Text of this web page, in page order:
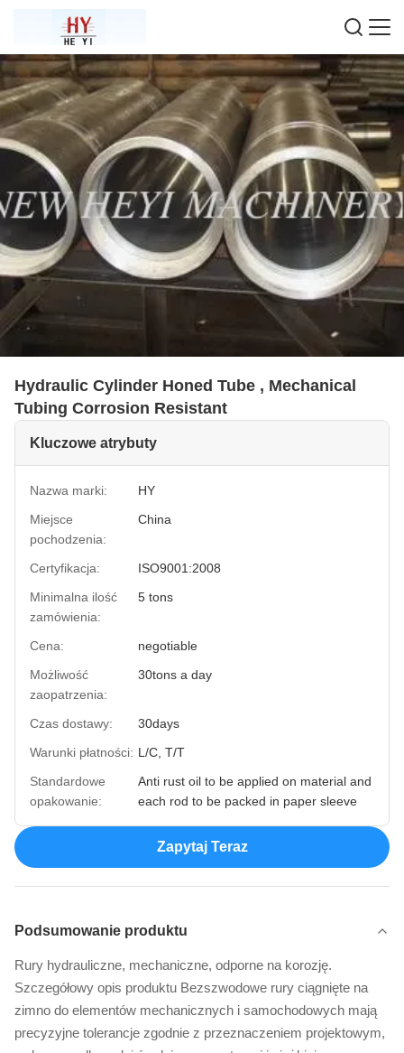
Hydraulic Cylinder Honed Tube , Mechanical
Tubing Corrosion Resistant
Kluczowe atrybuty
Nazwa marki:
HY
Miejsce
pochodzenia:
China
Certyfikacja:
ISO9001:2008
Minimalna ilość
zamówienia:
5 tons
Cena:
negotiable
Możliwość
zaopatrzenia:
30tons a day
Czas dostawy:
30days
Warunki płatności: L/C, T/T
Standardowe
opakowanie:
Anti rust oil to be applied on material and
each rod to be packed in paper sleeve
Zapytaj Teraz
Podsumowanie produktu
Rury hydrauliczne, mechaniczne, odporne na korozję.
Szczegółowy opis produktu Bezszwodowe rury ciągnięte na
zimno do elementów mechanicznych i samochodowych mają
precyzyjne tolerancje zgodnie z przeznaczeniem projektowym,